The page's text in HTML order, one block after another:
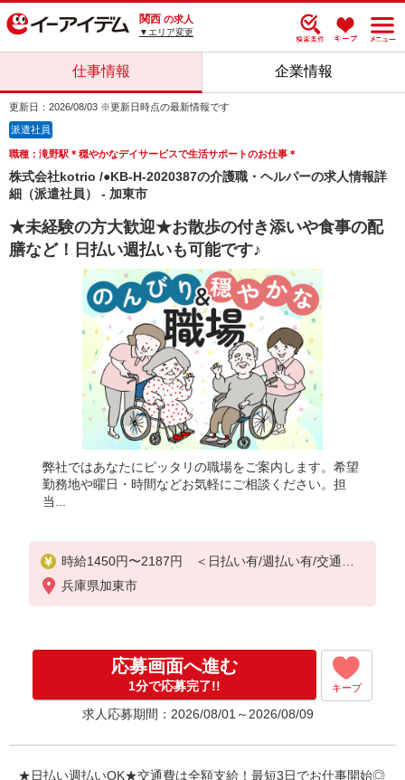
関西 の求人
▼エリア変更
仕事情報 企業情報
更新日：2026/08/03 ※更新日時点の最新情報です
派遣社員
職種：滝野駅＊穏やかなデイサービスで生活サポートのお仕事＊
株式会社kotrio /●KB-H-2020387の介護職・ヘルパーの求人情報詳
細（派遣社員） - 加東市
★未経験の方大歓迎★お散歩の付き添いや食事の配
膳など！日払い週払いも可能です♪
弊社ではあなたにピッタリの職場をご案内します。希望
勤務地や曜日・時間などお気軽にご相談ください。担
当...
時給1450円〜2187円 ＜日払い有/週払い有/交通費
全支給(ガソリン代含む)＞
兵庫県加東市
応募画面へ進む
1分で応募完了!! キープ
求人応募期間：2026/08/01～2026/08/09
★日払い週払いOK★交通費は全額支給！最短3日でお仕事開始◎